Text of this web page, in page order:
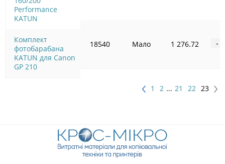
Performance
KATUN
Комплект
фотобарабана
KATUN для Canon
GP 210
18540 Мало 1 276.72 -
1 2 ... 21 22 23